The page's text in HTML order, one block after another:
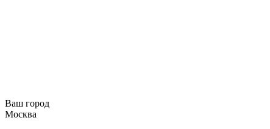
Ваш город
Москва